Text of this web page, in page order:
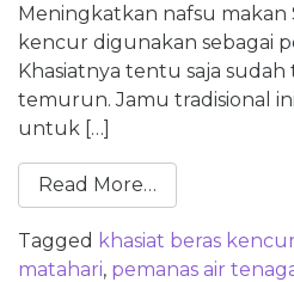
Meningkatkan nafsu makan
kencur digunakan sebagai
Khasiatnya tentu saja
temurun. Jamu tradisional
untuk […]
Read More…
Tagged khasiat beras kencur
matahari, pemanas air